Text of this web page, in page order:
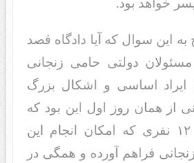
این سوال که آیا دادگاه قصد
مسئولان دولتی حامی زنجانی
ایراد اساسی و اشکال بزرگ
از‌‌ همان روز اول این بود که
به پرونده حدود ۱۲ نفری که امکان انجام این
فراهم آورده و همگی در